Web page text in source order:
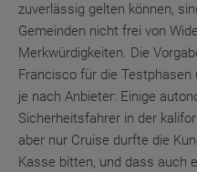
zuverlässig gelten können,
Gemeinden nicht frei von
Merkwürdigkeiten. Die
Francisco für die Testphasen
je nach Anbieter: Einige
Sicherheitsfahrer in der
aber nur Cruise durfte die
Kasse bitten, und dass auch